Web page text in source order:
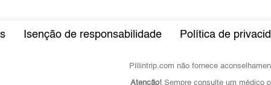
Isenção de responsabilidade Política de
Pillintrip.com não fornece
Atenção! Sempre consulte um médico